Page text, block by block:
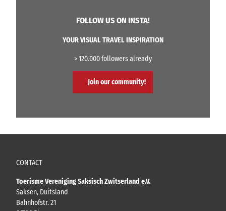
FOLLOW US ON INSTA!
YOUR VISUAL TRAVEL INSPIRATION
> 120.000 followers already
Join our community!
CONTACT
Toerisme Vereniging Saksisch Zwitserland e.V.
Saksen, Duitsland
Bahnhofstr. 21